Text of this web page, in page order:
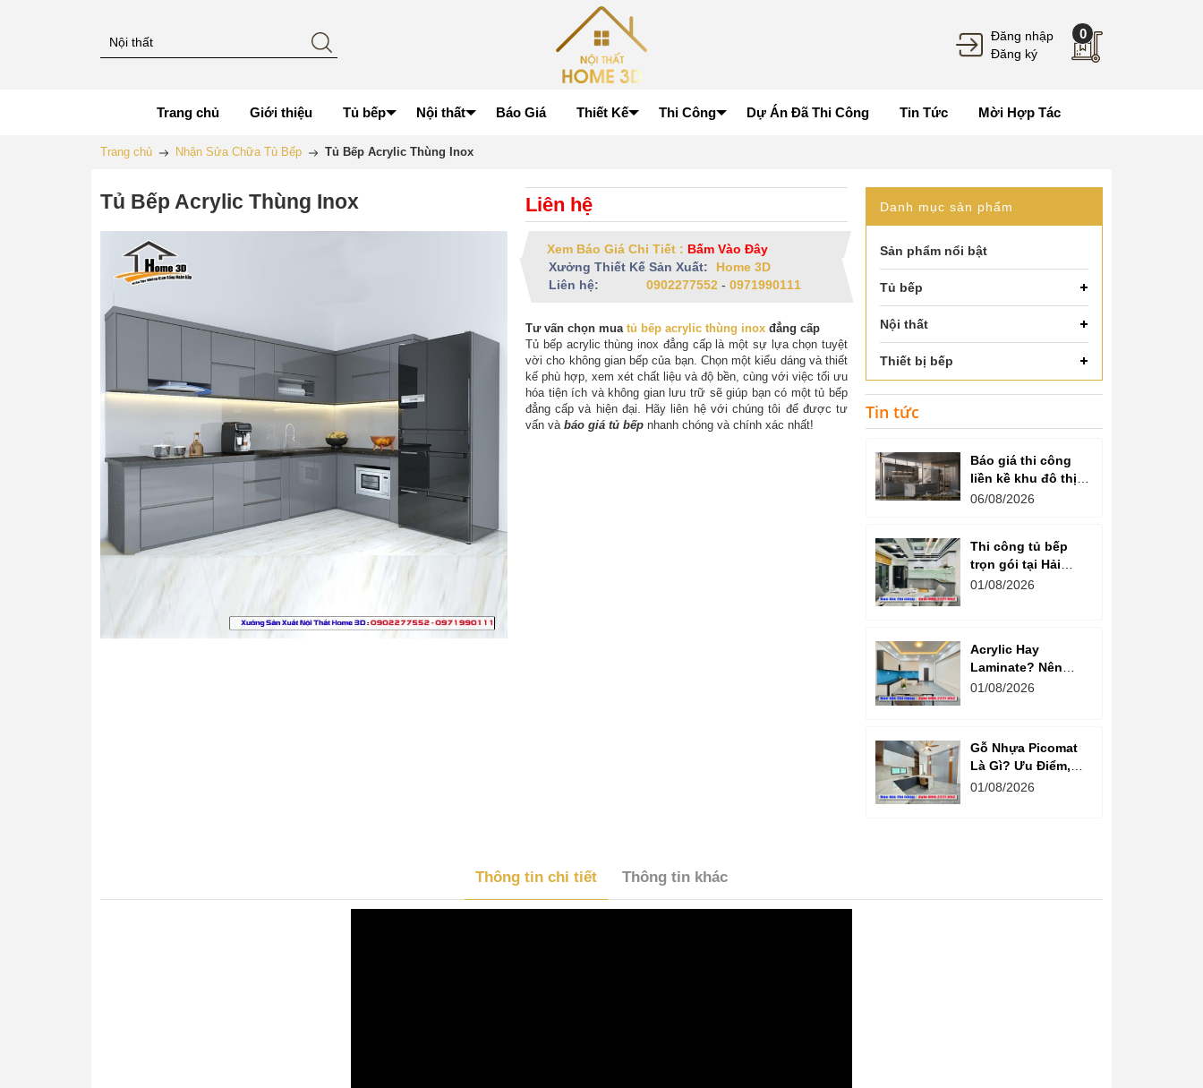
Đăng nhập
Đăng ký
0
Trang chủ Giới thiệu Tủ bếp Nội thất Báo Giá Thiết Kế Thi Công Dự Án Đã Thi Công Tin Tức Mời Hợp Tác
Trang chủ Nhận Sửa Chữa Tủ Bếp Tủ Bếp Acrylic Thùng Inox
Tủ Bếp Acrylic Thùng Inox Liên hệ
Xem Báo Giá Chi Tiết : Bấm Vào Đây
Xưởng Thiết Kế Sản Xuất:
Home 3D
Liên hệ:
0902277552 -0971990111
Tư vấn chọn mua tủ bếp acrylic thùng inox đẳng cấp
Tủ bếp acrylic thùng inox đẳng cấp là một sự lựa chọn tuyệt
vời cho không gian bếp của bạn. Chọn một kiểu dáng và thiết
kế phù hợp, xem xét chất liệu và độ bền, cùng với việc tối ưu
hóa tiện ích và không gian lưu trữ sẽ giúp bạn có một tủ bếp
đẳng cấp và hiện đại. Hãy liên hệ với chúng tôi để được tư
vấn và báo giá tủ bếp nhanh chóng và chính xác nhất!
Danh mục sản phẩm
Sản phẩm nổi bật
Tủ bếp
Nội thất
Thiết bị bếp
Tin tức
Báo giá thi công
liền kề khu đô thị
văn phú hà đông
06/08/2026
Thi công tủ bếp
trọn gói tại Hải
Dương cam kết
01/08/2026
Acrylic Hay
Laminate? Nên
Chọn Loại Nào
01/08/2026
Gỗ Nhựa Picomat
Là Gì? Ưu Điểm,
Nhược Điểm Và
01/08/2026
Thông tin chi tiết Thông tin khác